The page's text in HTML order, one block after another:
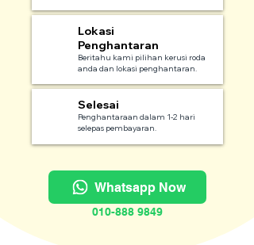
Lokasi
Penghantaran
Beritahu kami pilihan kerusi roda
anda dan lokasi penghantaran.
Selesai
Penghantaraan dalam 1-2 hari
selepas pembayaran.
Whatsapp Now
010-888 9849